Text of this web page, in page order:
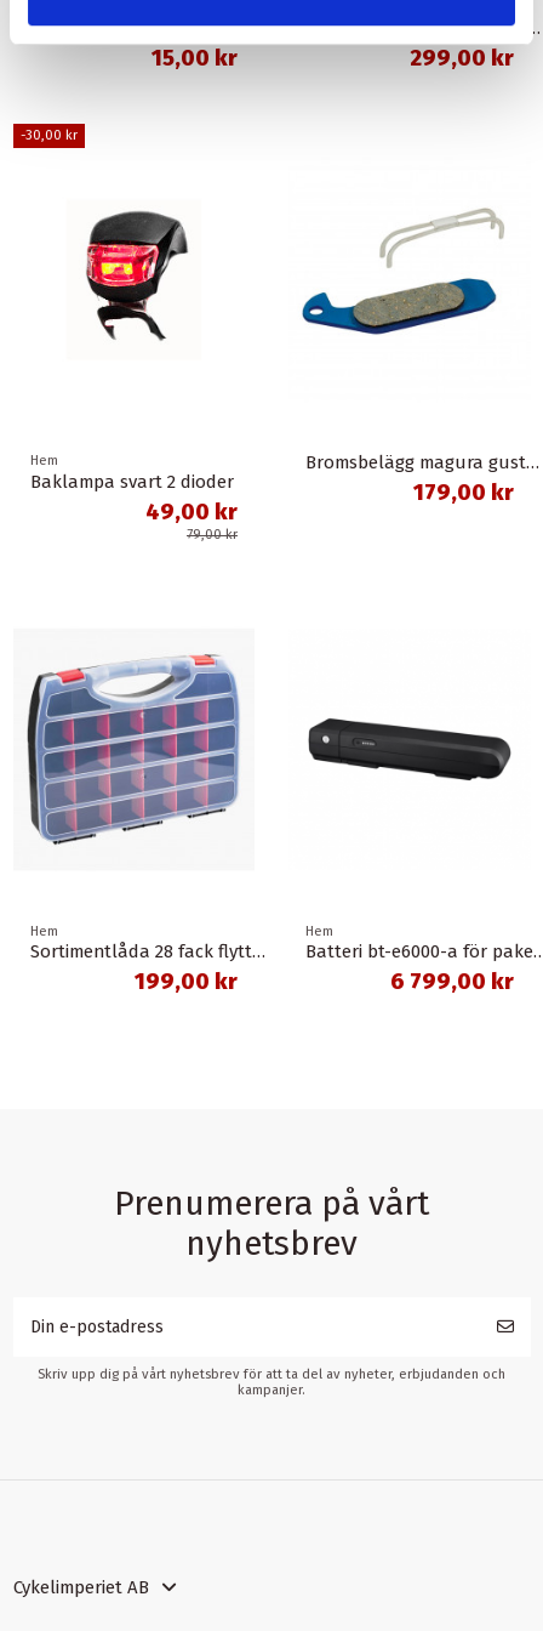
Skruv M6 x 55 mm insex
15,00 kr
Skivbromsslangsats sm-bh90-sbs 1,0 meter banjo svart shimano
299,00 kr
-30,00 kr
Hem
Baklampa svart 2 dioder
49,00 kr
79,00 kr
Bromsbelägg magura gustav m organisk union
179,00 kr
Hem
Sortimentlåda 28 fack flyttbara mellanväggar
199,00 kr
Hem
Batteri bt-e6000-a för
6 799,00 kr
Prenumerera på vårt
nyhetsbrev
Skriv upp dig på vårt nyhetsbrev för att ta del av nyheter, erbjudanden och
kampanjer.
Cykelimperiet AB